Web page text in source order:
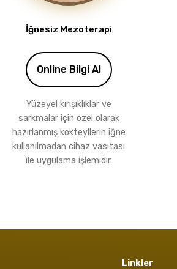
İğnesiz Mezoterapi
Online Bilgi Al
Yüzeyel kırışıklıklar ve
sarkmalar için özel olarak
hazırlanmış kokteyllerin iğne
kullanılmadan cihaz vasıtası
ile uygulama işlemidir.
Linkler